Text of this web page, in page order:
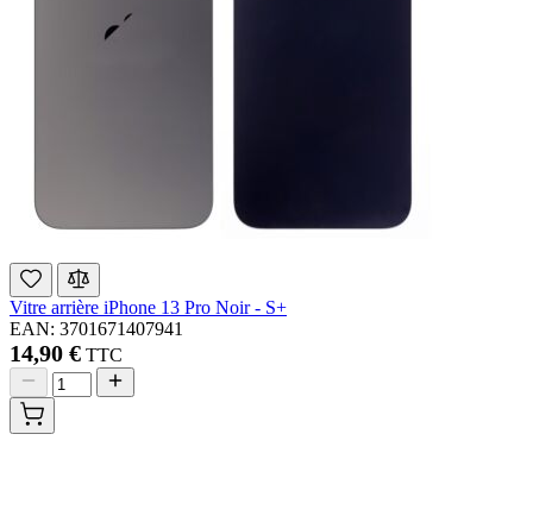
Vitre arrière iPhone 13 Pro Noir - S+
EAN: 3701671407941
14,90 € TTC